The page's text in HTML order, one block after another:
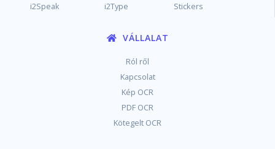
i2Speak
i2Type Stickers
VÁLLALAT
Ról ről
Kapcsolat
Kép OCR
PDF OCR
Kötegelt OCR